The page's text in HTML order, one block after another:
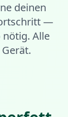
deinen
—
nötig. Alle